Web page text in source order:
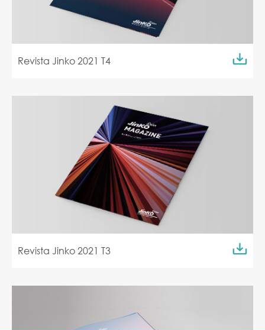
Revista Jinko 2021 T4
Revista Jinko 2021 T3